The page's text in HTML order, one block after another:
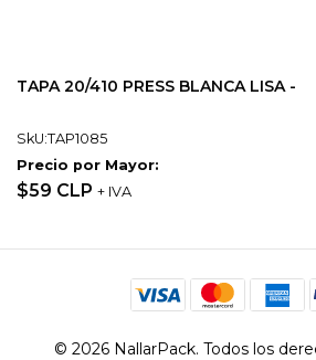
TAPA 20/410 PRESS BLANCA LISA -
SkU:TAP1085
Precio por Mayor:
$59 CLP + IVA
© 2026 NallarPack. Todos los